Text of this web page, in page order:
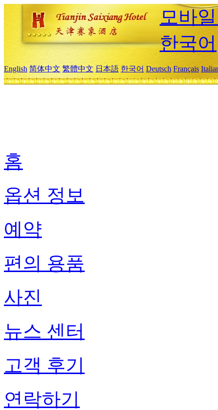
모바
한국어
English 简体中文 繁體中文 日本語 한국어 Deutsch Français
홈
옵션 정보
예약
편의 용품
사진
뉴스 센터
고객 후기
연락하기